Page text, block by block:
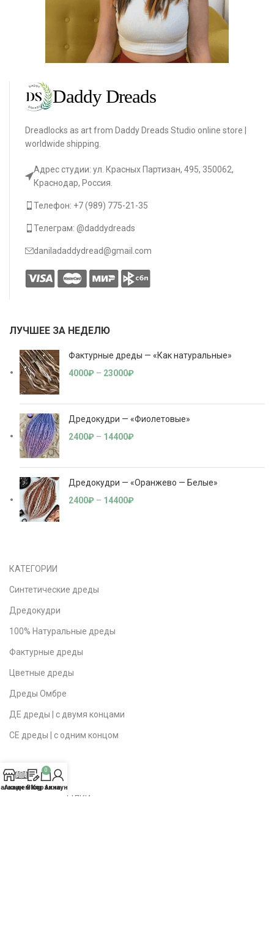
Dreadlocks as art from Daddy Dreads Studio online store |
worldwide shipping.
Адрес студии: ул. Красных Партизан, 495, 350062,
Краснодар, Россия.
Телефон: +7 (989) 775-21-35
Телеграм: @daddydreads
daniladaddydread@gmail.com
ЛУЧШЕЕ ЗА НЕДЕЛЮ
Фактурные дреды — «Как натуральные»
4000₽ – 23000₽
Дредокудри — «Фиолетовые»
2400₽ – 14400₽
Дредокудри — «Оранжево — Белые»
2400₽ – 14400₽
КАТЕГОРИИ
Синтетические дреды
Дредокудри
100% Натуральные дреды
Фактурные дреды
Цветные дреды
Дреды Омбре
ДЕ дреды | с двумя концами
СЕ дреды | с одним концом
ПОЛЕЗНЫЕ ССЫЛКИ
Академия
Blog
0
Корзина
Аккаунт